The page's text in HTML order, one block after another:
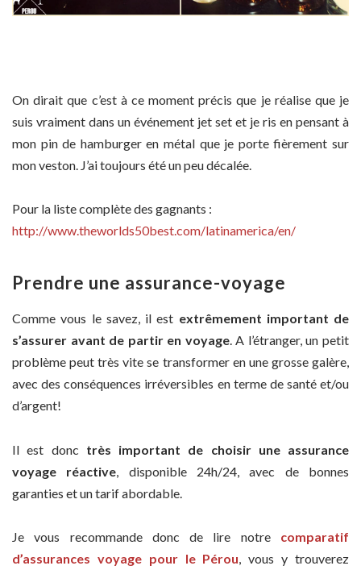
On dirait que c’est à ce moment précis que je réalise que je
suis vraiment dans un événement jet set et je ris en pensant à
mon pin de hamburger en métal que je porte fièrement sur
mon veston. J’ai toujours été un peu décalée.
Pour la liste complète des gagnants :
http://www.theworlds50best.com/latinamerica/en/
Prendre une assurance-voyage
Comme vous le savez, il est extrêmement important de
s’assurer avant de partir en voyage. A l’étranger, un petit
problème peut très vite se transformer en une grosse galère,
avec des conséquences irréversibles en terme de santé et/ou
d’argent!
Il est donc très important de choisir une assurance
voyage réactive , disponible 24h/24, avec de bonnes
garanties et un tarif abordable.
Je vous recommande donc de lire notre comparatif
d’assurances voyage pour le Pérou, vous y trouverez